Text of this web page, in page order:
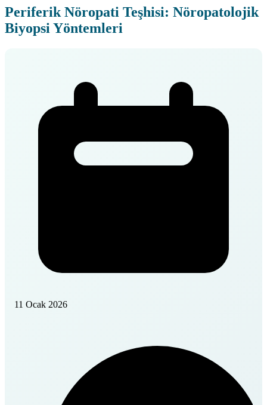
Periferik Nöropati Teşhisi: Nöropatolojik
Biyopsi Yöntemleri
11 Ocak 2026